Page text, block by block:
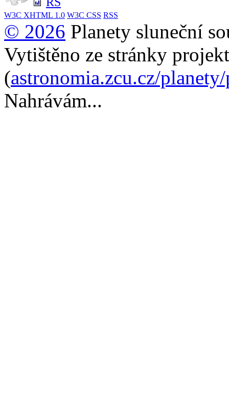
W3C XHTML 1.0 W3C CSS RSS
© 2026 Planety sluneční
Vytištěno ze stránky
(astronomia.zcu.cz/
Nahrávám...